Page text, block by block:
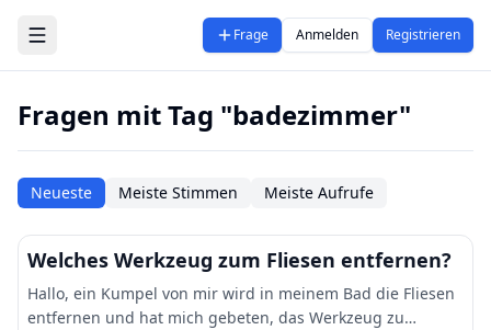
Zum Hauptinhalt springen
Frage Anmelden Registrieren
Fragen mit Tag "badezimmer"
Neueste Meiste Stimmen Meiste Aufrufe
Welches Werkzeug zum Fliesen entfernen?
Hallo, ein Kumpel von mir wird in meinem Bad die Fliesen
entfernen und hat mich gebeten, das Werkzeug zu